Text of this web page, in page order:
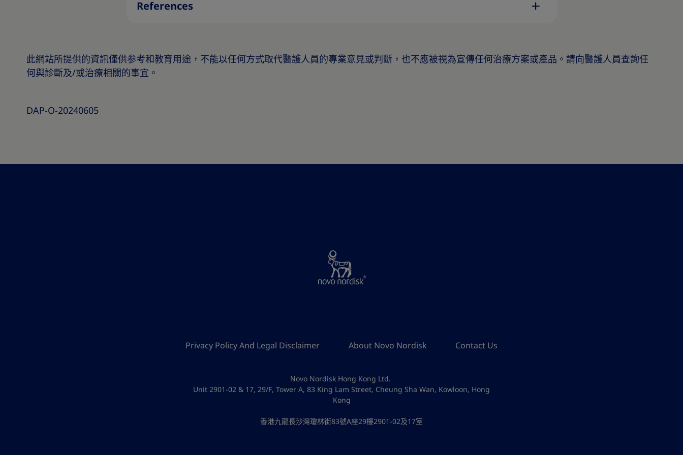
References
此網站所提供的資訊僅供参考和教育用途，不能以任何方式取代醫護人員的專業意見或判斷，也不應被視為宣傳任何治療方案或產品。請向醫護人員查詢任
何與診斷及/或治療相關的事宜。
DAP-O-20240605
Privacy Policy And Legal Disclaimer About Novo Nordisk Contact Us
Novo Nordisk Hong Kong Ltd.
Unit 2901-02 & 17, 29/F, Tower A, 83 King Lam Street, Cheung Sha Wan, Kowloon, Hong
Kong
香港九龍長沙灣瓊林街83號A座29樓2901-02及17室